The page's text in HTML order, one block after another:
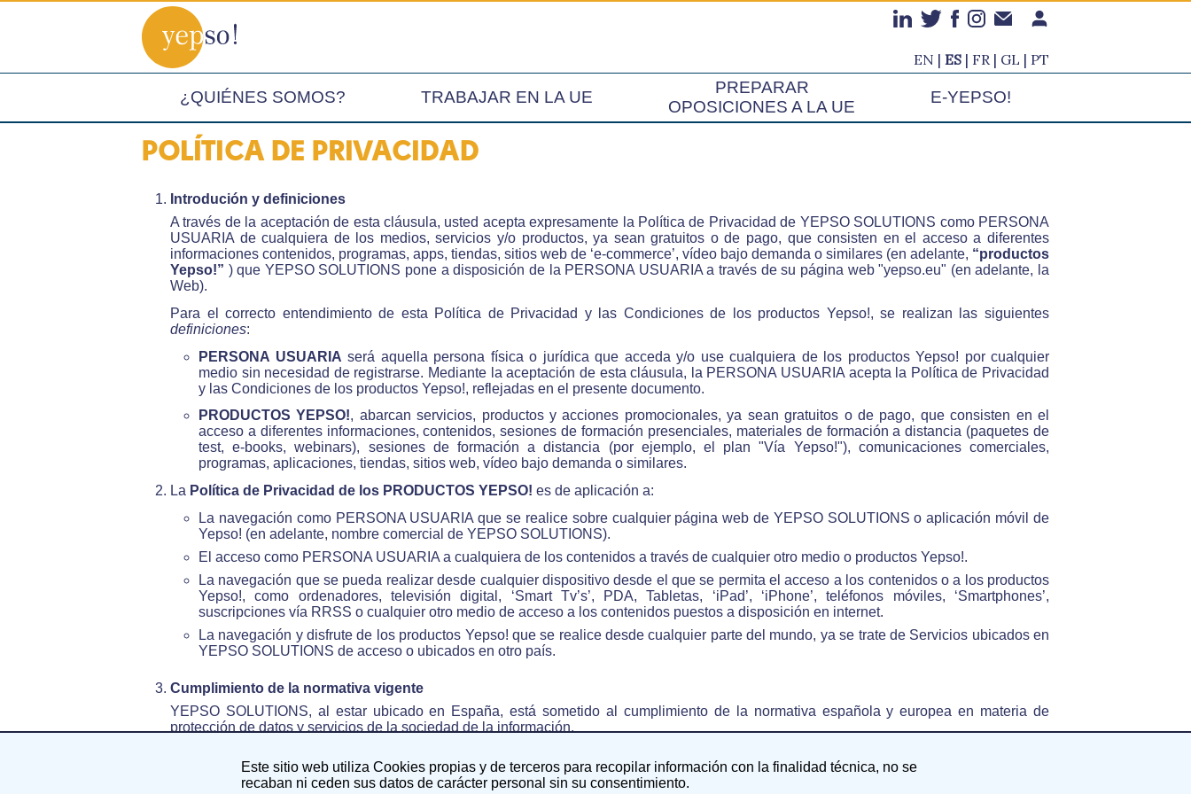
EN ES FR GL PT
¿QUIÉNES SOMOS? TRABAJAR EN LA UE
PREPARAR
OPOSICIONES A LA UE
E-YEPSO!
POLÍTICA DE PRIVACIDAD
Introdución y definiciones
A través de la aceptación de esta cláusula, usted acepta expresamente la Política de Privacidad de YEPSO SOLUTIONS como PERSONA
USUARIA de cualquiera de los medios, servicios y/o productos, ya sean gratuitos o de pago, que consisten en el acceso a diferentes
informaciones contenidos, programas, apps, tiendas, sitios web de ‘e-commerce’, vídeo bajo demanda o similares (en adelante, “productos
Yepso!” ) que YEPSO SOLUTIONS pone a disposición de la PERSONA USUARIA a través de su página web "yepso.eu" (en adelante, la
Web).
Para el correcto entendimiento de esta Política de Privacidad y las Condiciones de los productos Yepso!, se realizan las siguientes
definiciones:
PERSONA USUARIA será aquella persona física o jurídica que acceda y/o use cualquiera de los productos Yepso! por cualquier
medio sin necesidad de registrarse. Mediante la aceptación de esta cláusula, la PERSONA USUARIA acepta la Política de Privacidad
y las Condiciones de los productos Yepso!, reflejadas en el presente documento.
PRODUCTOS YEPSO!, abarcan servicios, productos y acciones promocionales, ya sean gratuitos o de pago, que consisten en el
acceso a diferentes informaciones, contenidos, sesiones de formación presenciales, materiales de formación a distancia (paquetes de
test, e-books, webinars), sesiones de formación a distancia (por ejemplo, el plan "Vía Yepso!"), comunicaciones comerciales,
programas, aplicaciones, tiendas, sitios web, vídeo bajo demanda o similares.
La Política de Privacidad de los PRODUCTOS YEPSO! es de aplicación a:
La navegación como PERSONA USUARIA que se realice sobre cualquier página web de YEPSO SOLUTIONS o aplicación móvil de
Yepso! (en adelante, nombre comercial de YEPSO SOLUTIONS).
El acceso como PERSONA USUARIA a cualquiera de los contenidos a través de cualquier otro medio o productos Yepso!.
La navegación que se pueda realizar desde cualquier dispositivo desde el que se permita el acceso a los contenidos o a los productos
Yepso!, como ordenadores, televisión digital, ‘Smart Tv’s’, PDA, Tabletas, ‘iPad’, ‘iPhone’, teléfonos móviles, ‘Smartphones’,
suscripciones vía RRSS o cualquier otro medio de acceso a los contenidos puestos a disposición en internet.
La navegación y disfrute de los productos Yepso! que se realice desde cualquier parte del mundo, ya se trate de Servicios ubicados en
YEPSO SOLUTIONS de acceso o ubicados en otro país.
Cumplimiento de la normativa vigente
YEPSO SOLUTIONS, al estar ubicado en España, está sometido al cumplimiento de la normativa española y europea en materia de
protección de datos y servicios de la sociedad de la información.
normativa de protección de datos y de servicios de la sociedad de la información, así como por cualquier otra Ley o norma que
complemente o sustituya a las anteriores.
Este sitio web utiliza Cookies propias y de terceros para recopilar información con la finalidad técnica, no se
recaban ni ceden sus datos de carácter personal sin su consentimiento.